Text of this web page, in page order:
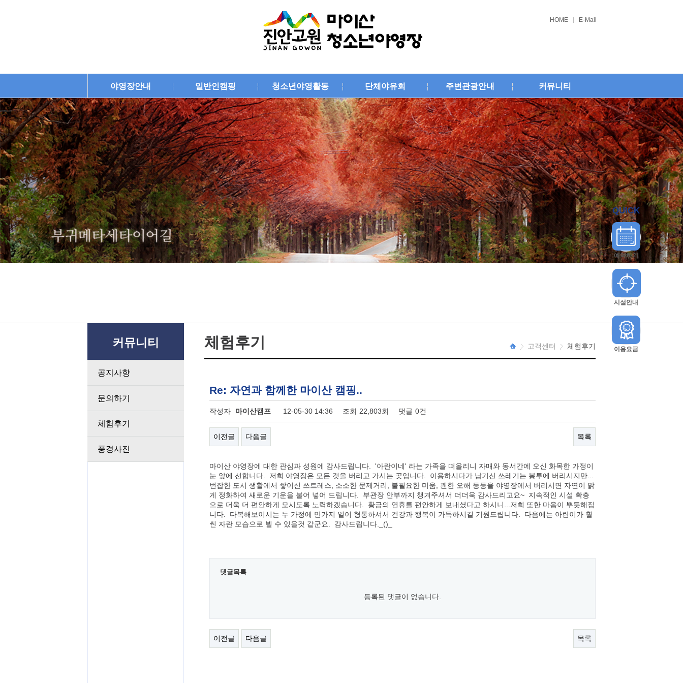
HOME E-Mail
야영장안내 일반인캠핑 청소년야영활동 단체야유회 주변관광안내 커뮤니티
커뮤니티
공지사항
문의하기
체험후기
풍경사진
체험후기 고객센터 체험후기
Re: 자연과 함께한 마이산 캠핑..
작성자 마이산캠프 12-05-30 14:36 조회 22,803회 댓글 0건
이전글 다음글 목록
마이산 야영장에 대한 관심과 성원에 감사드립니다. '아란이네' 라는 가족을 떠올리니 자매와 동서간에 오신 화목한 가정이
눈 앞에 선합니다. 저희 야영장은 모든 것을 버리고 가시는 곳입니다. 이용하시다가 남기신 쓰레기는 봉투에 버리시지만...
번잡한 도시 생활에서 쌓이신 쓰트레스, 소소한 문제거리, 불필요한 미움, 괜한 오해 등등을 야영장에서 버리시면 자연이 맑
게 정화하여 새로운 기운을 불어 넣어 드립니다. 부관장 안부까지 챙겨주셔서 더더욱 감사드리고요~ 지속적인 시설 확충
으로 더욱 더 편안하게 모시도록 노력하겠습니다. 황금의 연휴를 편안하게 보내셨다고 하시니...저희 또한 마음이 뿌듯해집
니다. 다복해보이시는 두 가정에 만가지 일이 형통하셔서 건강과 행복이 가득하시길 기원드립니다. 다음에는 아란이가 훨
씬 자란 모습으로 뵐 수 있을것 같군요. 감사드립니다._()_
댓글목록
등록된 댓글이 없습니다.
이전글 다음글 목록
QUICK
예약하기
시설안내
이용요금